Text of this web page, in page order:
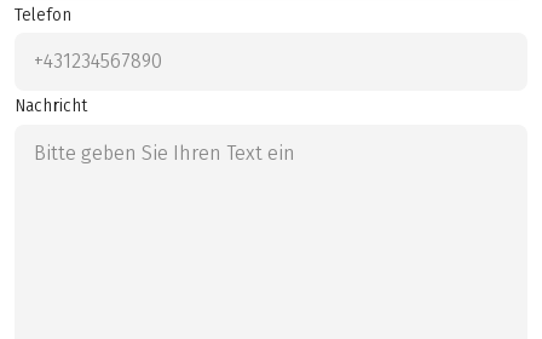
Telefon
Nachricht